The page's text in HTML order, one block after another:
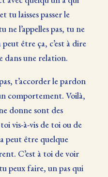
tu laisses passer le
ne l’appelles pas, tu ne
être ça, c’est à dire
dans une relation.
t’accorder le pardon
comportement. Voilà,
donne sont des
vis-à-vis de toi ou de
peut être quelque
C’est à toi de voir
peux faire, un pas qui